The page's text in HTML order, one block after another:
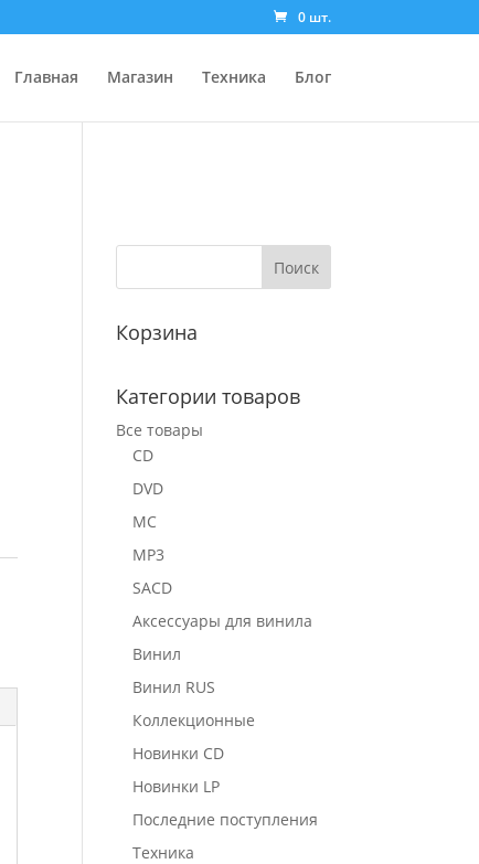
0 шт.
Главная Магазин Техника Блог
Корзина
Категории товаров
Все товары
CD
DVD
MC
MP3
SACD
Аксессуары для винила
Винил
Винил RUS
Коллекционные
Новинки CD
Новинки LP
Последние поступления
Техника